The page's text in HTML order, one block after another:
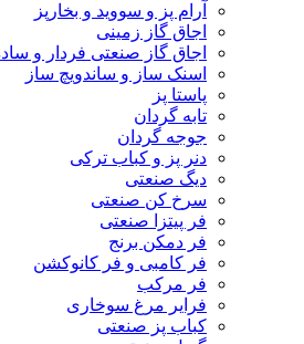
آرام پز و سووید و بخارپز
اجاق گاز زمینی
اجاق گاز صنعتی فردار و
اسنک ساز و ساندویچ ساز
پاستا پز
تابه گردان
جوجه گردان
دنر پز و کباب ترکی
دیگ صنعتی
سرخ کن صنعتی
فر پیتزا صنعتی
فر دمکن برنج
فر کامبی و فر کانوکشن
فر مرکب
فرایر مرغ سوخاری
کباب پز صنعتی